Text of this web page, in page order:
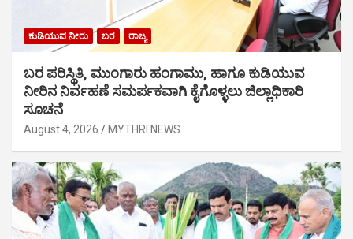
ಕುಡಿಯುವ ನೀರು ಬರ ರಾಜ್ಯ
ಬರ ಪರಿಸ್ಥಿತಿ, ಮುಂಗಾರು ಹಂಗಾಮು, ಹಾಗೂ ಕುಡಿಯುವ
ನೀರಿನ ನಿರ್ವಹಣೆ ಸಮರ್ಪಕವಾಗಿ ಕೈಗೊಳ್ಳಲು ಜಿಲ್ಲಾಧಿಕಾರಿ
ಸೂಚನೆ
August 4, 2026 MYTHRI NEWS